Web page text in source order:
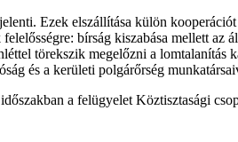
Ezek elszállítása külön
bírság kiszabása mellett
törekszik megelőzni a
és a kerületi polgárőrség
a felügyelet Köztisztasági